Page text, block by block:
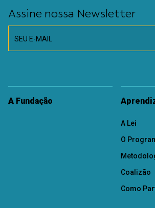
Assine nossa Newsletter
SEU E-MAIL
A Fundação
A Lei
O
Coalizão
Como